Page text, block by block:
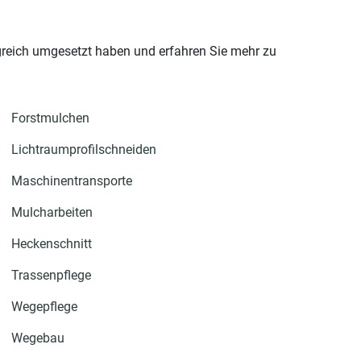
umgesetzt haben und erfahren Sie mehr zu
Forstmulchen
Lichtraumprofilschneiden
Maschinentransporte
Mulcharbeiten
Heckenschnitt
Trassenpflege
Wegepflege
Wegebau